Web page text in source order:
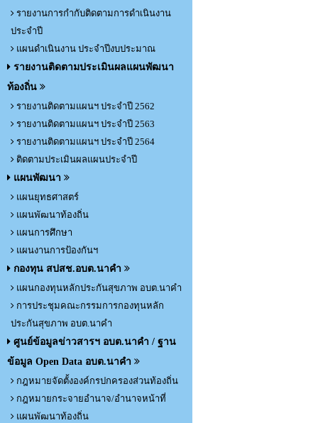
รายงานการกำกับติดตามการดำเนินงาน
ประจำปี
แผนดำเนินงาน ประจำปีงบประมาณ
รายงานติดตามประเมินผลแผนพัฒนา
ท้องถิ่น
รายงานติดตามแผนฯ ประจำปี 2562
รายงานติดตามแผนฯ ประจำปี 2563
รายงานติดตามแผนฯ ประจำปี 2564
ติดตามประเมินผลแผนประจำปี
แผนพัฒนา
แผนยุทธศาสตร์
แผนพัฒนาท้องถิ่น
แผนการศึกษา
แผนงานการป้องกันฯ
กองทุน สปสช.อบต.นาคำ
แผนกองทุนหลักประกันสุขภาพ อบต.นาคำ
การประชุมคณะกรรมการกองทุนหลัก
ประกันสุขภาพ อบต.นาคำ
ศูนย์ข้อมูลข่าวสารฯ อบต.นาคำ / ฐาน
ข้อมูล Open Data อบต.นาคำ
กฎหมายจัดตั้งองค์กรปกครองส่วนท้องถิ่น
กฎหมายกระจายอำนาจ/อำนาจหน้าที่
แผนพัฒนาท้องถิ่น